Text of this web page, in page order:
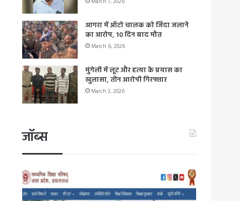
आगरा में ऑटो चालक को जिंदा जलाने
का आरोप, 10 दिन बाद मौत
March 6, 2026
मुंगेली में लूट और हत्या के प्रयास का
खुलासा, तीन आरोपी गिरफ्तार
March 3, 2026
जॉब्स